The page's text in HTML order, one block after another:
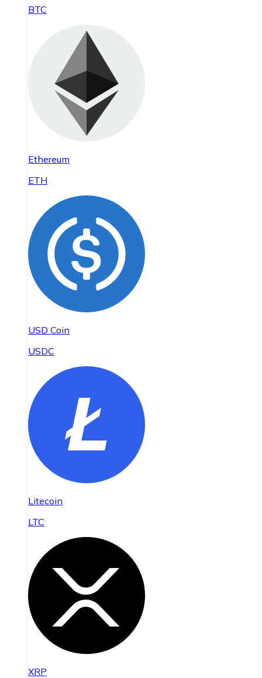
BTC
Ethereum
ETH
USD Coin
USDC
Litecoin
LTC
XRP